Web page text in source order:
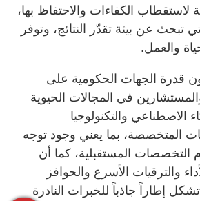
لاستقطاب الكفاءات والاحتفاظ بها،
تبحث عن بيئة تقدّر النتائج، وتوفر
والعمل.
قدرة الجهات الحكومية على
في المجالات الحيوية
الاصطناعي والتكنولوجيا
المتخصصة، بما يعني وجود توجه
التخصصات المستقبلية، كما أن
والترقيات الأسرع والحوافز
تشكل إطاراً جاذباً للخبرات النادرة